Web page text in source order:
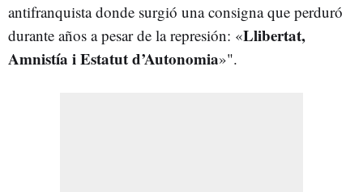
antifranquista donde surgió una consigna que perduró
durante años a pesar de la represión: «Llibertat,
Amnistía i Estatut d’Autonomia»".